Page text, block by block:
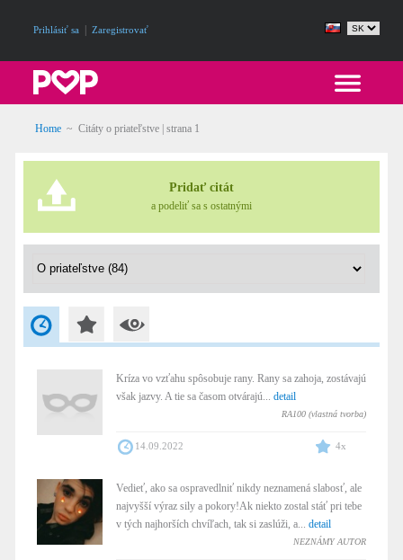
Prihlásiť sa Zaregistrovať
Home ~ Citáty o priateľstve | strana 1
Pridať citát
a podeliť sa s ostatnými
Kríza vo vzťahu spôsobuje rany. Rany sa zahoja, zostávajú
však jazvy. A tie sa časom otvárajú... detail
RA100 (vlastná tvorba)
14.09.2022 4x
Vedieť, ako sa ospravedlniť nikdy neznamená slabosť, ale
najvyšší výraz sily a pokory!Ak niekto zostal stáť pri tebe
v tých najhorších chvíľach, tak si zaslúži, a... detail
NEZNÁMY AUTOR